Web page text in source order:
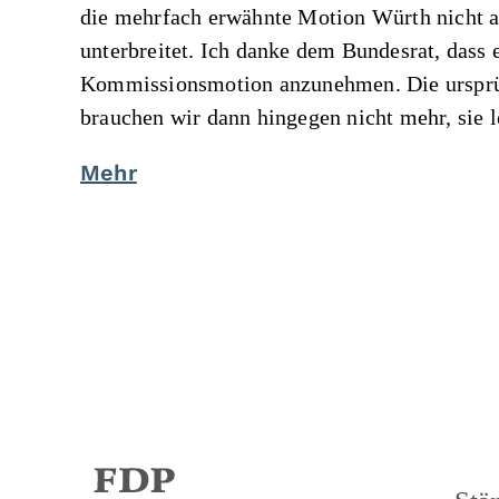
die mehrfach erwähnte Motion Würth nicht
unterbreitet. Ich danke dem Bundesrat,
Kommissionsmotion anzunehmen. Die
brauchen wir dann hingegen nicht mehr,
Mehr